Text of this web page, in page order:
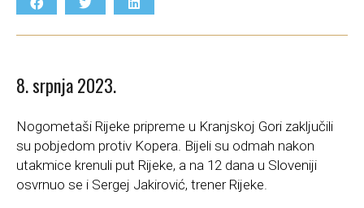
8. srpnja 2023.
Nogometaši Rijeke pripreme u Kranjskoj Gori zaključili
su pobjedom protiv Kopera. Bijeli su odmah nakon
utakmice krenuli put Rijeke, a na 12 dana u Sloveniji
osvrnuo se i Sergej Jakirović, trener Rijeke.